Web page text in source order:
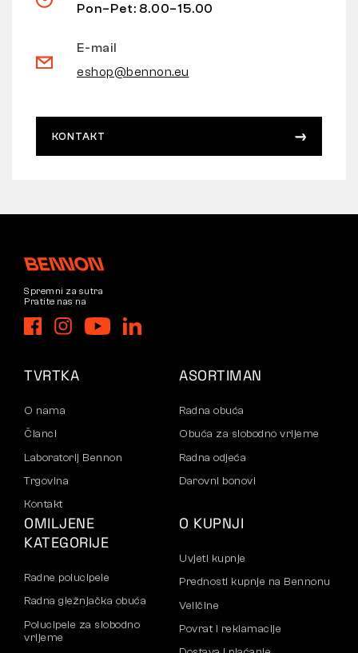
Pon–Pet: 8.00–15.00
E-mail
eshop@bennon.eu
KONTAKT
Spremni za sutra
Pratite nas na
TVRTKA
O nama
Članci
Laboratorij Bennon
Trgovina
Kontakt
ASORTIMAN
Radna obuća
Obuća za slobodno vrijeme
Radna odjeća
Darovni bonovi
OMILJENE
KATEGORIJE
Radne polucipele
Radna gležnjačka obuća
Polucipele za slobodno
vrijeme
O KUPNJI
Uvjeti kupnje
Prednosti kupnje na Bennonu
Veličine
Povrat i reklamacije